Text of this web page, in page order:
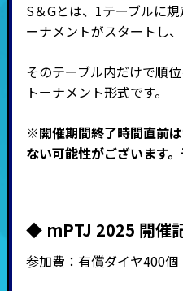
S＆Gとは、1テーブルに
ーナメントがスタートし、
そのテーブル内だけで順
トーナメント形式です。
※開催期間終了時間直前
ない可能性がございます
◆ mPTJ 2025 開催
参加費：有償ダイヤ400